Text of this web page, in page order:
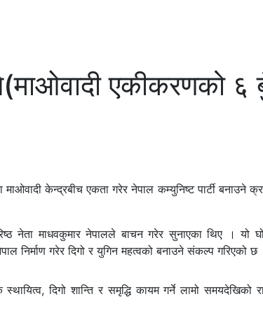
एकीकरणको ६
केन्द्रबीच एकता गरेर नेपाल कम्युनिष्ट पार्टी बनाउने
नेता माधवकुमार नेपालले बाचन गरेर सुनाएका थिए । यो
निर्माण गरेर दिगो र युगिन महत्वको बनाउने संकल्प गरिएको छ
दिगो शान्ति र समृद्धि कायम गर्ने लामो